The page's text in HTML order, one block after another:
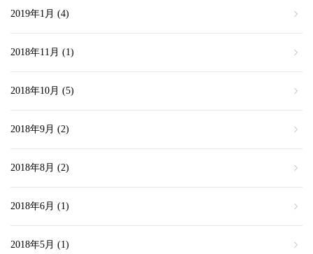
2019年1月 (4)
2018年11月 (1)
2018年10月 (5)
2018年9月 (2)
2018年8月 (2)
2018年6月 (1)
2018年5月 (1)